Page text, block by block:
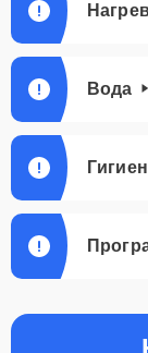
Вода